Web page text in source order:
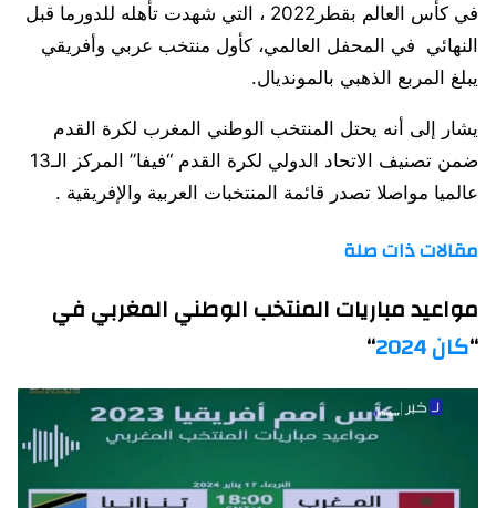
في كأس العالم بقطر2022 ، التي شهدت تأهله للدورما قبل
النهائي في المحفل العالمي، كأول منتخب عربي وأفريقي
يبلغ المربع الذهبي بالمونديال.
يشار إلى أنه يحتل المنتخب الوطني المغرب لكرة القدم
ضمن تصنيف الاتحاد الدولي لكرة القدم “فيفا” المركز الـ13
عالميا مواصلا تصدر قائمة المنتخبات العربية والإفريقية .
مقالات ذات صلة
مواعيد مباريات المنتخب الوطني المغربي في
“كان 2024 “